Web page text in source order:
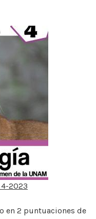
2023
en 2 puntuaciones de